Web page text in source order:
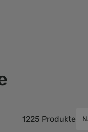
1225 Produkte